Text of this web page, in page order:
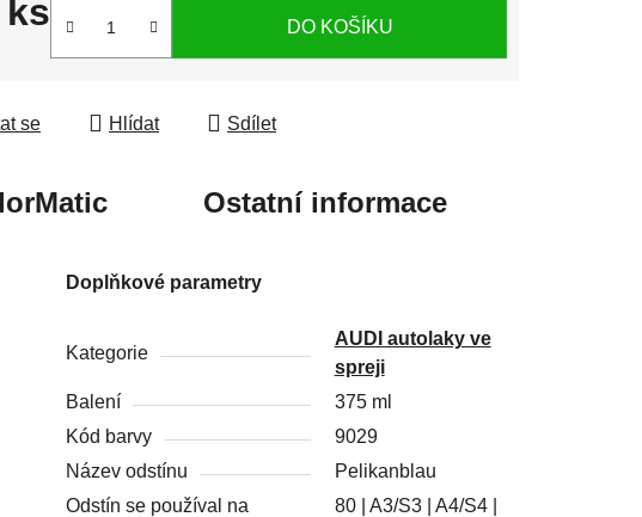
ks DO KOŠÍKU
se Hlídat Sdílet
Ostatní informace
Doplňkové parametry
Kategorie
AUDI autolaky ve
spreji
Balení
375 ml
Kód barvy
9029
Název odstínu
Pelikanblau
Odstín se používal na
80 | A3/S3 | A4/S4 |